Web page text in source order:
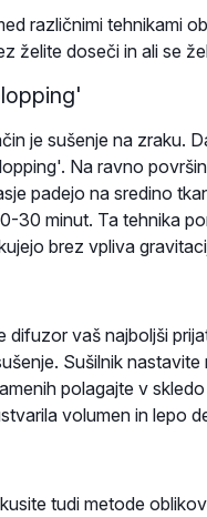
različnimi tehnikami
želite doseči in ali se
je sušenje na zraku.
Na ravno
padejo na sredino
30 minut. Ta tehnika
brez vpliva
difuzor vaš najboljši
Sušilnik
polagajte v
volumen in lepo
tudi metode